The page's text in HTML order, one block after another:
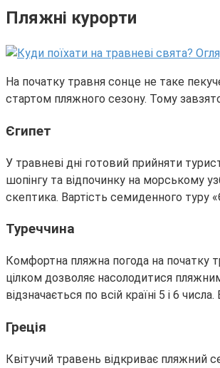
Пляжні курорти
На початку травня сонце не таке
стартом пляжного сезону. Тому
Єгипет
У травневі дні готовий прийняти
шопінгу та відпочинку на морському
скептика. Вартість семиденного туру
Туреччина
Комфортна пляжна погода на початку
цілком дозволяє насолодитися
відзначається по всій країні 5 і 6
Греція
Квітучий травень відкриває пляжний